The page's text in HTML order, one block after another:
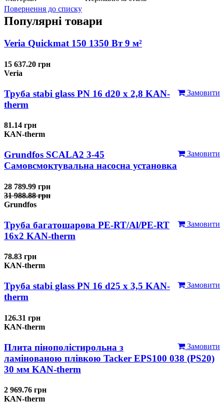
Повернення до списку
Популярні товари
Veria Quickmat 150 1350 Вт 9 м²
15 637.20 грн
Veria
Замовити
Труба stabi glass PN 16 d20 х 2,8 KAN-
therm
81.14 грн
KAN-therm
Замовити
Grundfos SCALA2 3-45
Самовсмоктувальна насосна установка
28 789.99 грн
31 988.88 грн
Grundfos
Замовити
Труба багатошарова PE-RT/Al/PE-RT
16x2 KAN-therm
78.83 грн
KAN-therm
Замовити
Труба stabi glass PN 16 d25 х 3,5 KAN-
therm
126.31 грн
KAN-therm
Замовити
Плита пінополістирольна з
ламінованою плівкою Tacker EPS100 038 (PS20)
30 мм KAN-therm
2 969.76 грн
KAN-therm